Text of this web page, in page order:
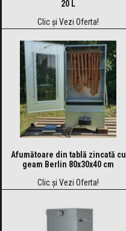
20 L
Clic și Vezi Oferta!
Afumătoare din tablă zincată cu
geam Berlin 80x30x40 cm
Clic și Vezi Oferta!